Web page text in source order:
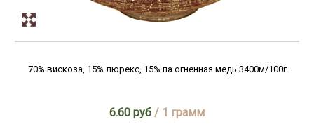
70% вискоза, 15% люрекс, 15% па огненная медь 3400м/100г
6.60 руб / 1 грамм